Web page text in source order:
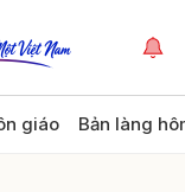
giáo Bản làng